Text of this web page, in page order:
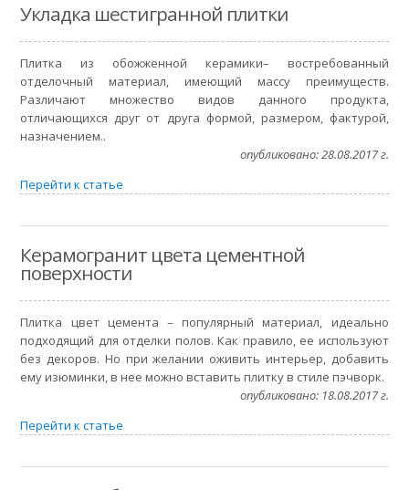
Укладка шестигранной плитки
Плитка из обожженной керамики– востребованный
отделочный материал, имеющий массу преимуществ.
Различают множество видов данного продукта,
отличающихся друг от друга формой, размером, фактурой,
назначением..
опубликовано: 28.08.2017 г.
Перейти к статье
Керамогранит цвета цементной
поверхности
Плитка цвет цемента – популярный материал, идеально
подходящий для отделки полов. Как правило, ее используют
без декоров. Но при желании оживить интерьер, добавить
ему изюминки, в нее можно вставить плитку в стиле пэчворк.
опубликовано: 18.08.2017 г.
Перейти к статье